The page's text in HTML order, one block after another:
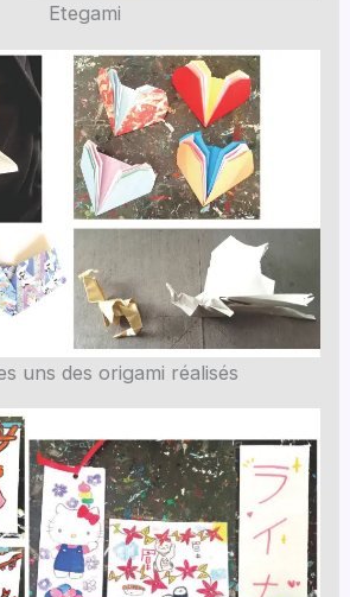
Etegami
uns des origami réalisés